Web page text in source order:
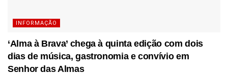
INFORMAÇÃO
‘Alma à Brava’ chega à quinta edição com dois
dias de música, gastronomia e convívio em
Senhor das Almas